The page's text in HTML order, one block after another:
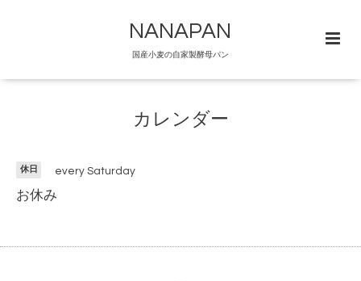
NANAPAN
国産小麦の自家製酵母パン
カレンダー
休日 every Saturday
お休み